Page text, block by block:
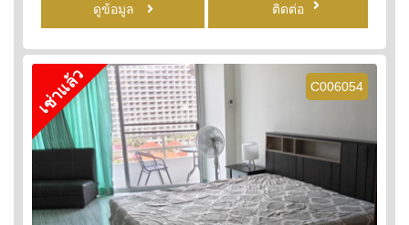
ดูข้อมูล ติดต่อ
C006054
เช่าแล้ว